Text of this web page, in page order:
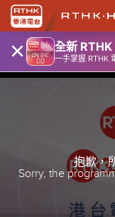
× 全新
一手掌握 RTHK
抱歉，
Sorry, the